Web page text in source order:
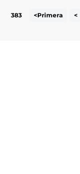
383
<Primera <